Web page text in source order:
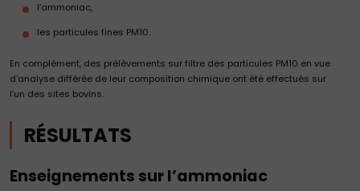
l’ammoniac,
les particules fines PM10.
En complément, des prélèvements sur filtre des particules PM10 en vue
d’analyse différée de leur composition chimique ont été effectués sur
l’un des sites bovins.
RÉSULTATS
Enseignements sur l’ammoniac